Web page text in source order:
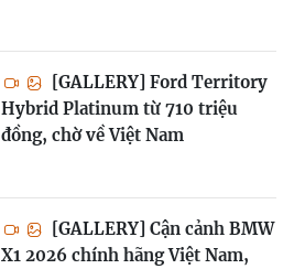
[GALLERY] Ford Territory
Hybrid Platinum từ 710 triệu
đồng, chờ về Việt Nam
[GALLERY] Cận cảnh BMW
X1 2026 chính hãng Việt Nam,